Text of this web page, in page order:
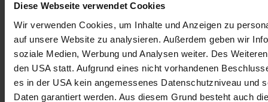
Diese Webseite verwendet Cookies
Wir verwenden Cookies, um Inhalte und Anzeigen zu
auf unsere Website zu analysieren. Außerdem geben wir
soziale Medien, Werbung und Analysen weiter. Des
den USA statt. Aufgrund eines nicht vorhandenen
es in der USA kein angemessenes Datenschutzniveau und
Daten garantiert werden. Aus diesem Grund besteht auch